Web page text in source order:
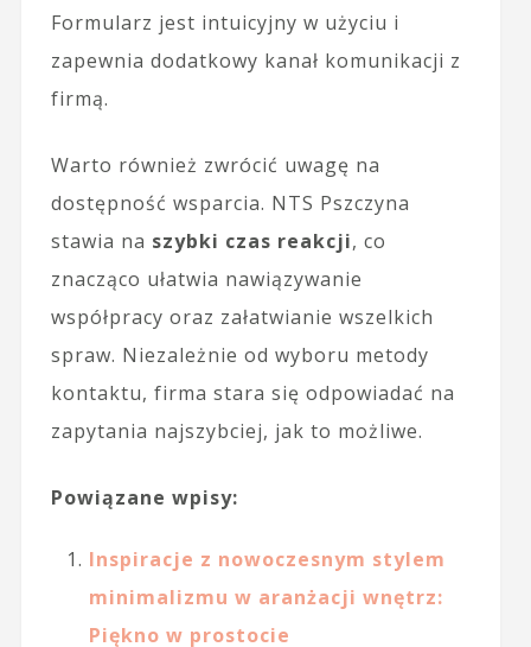
Formularz jest intuicyjny w użyciu i
zapewnia dodatkowy kanał komunikacji z
firmą.
Warto również zwrócić uwagę na
dostępność wsparcia. NTS Pszczyna
stawia na szybki czas reakcji, co
znacząco ułatwia nawiązywanie
współpracy oraz załatwianie wszelkich
spraw. Niezależnie od wyboru metody
kontaktu, firma stara się odpowiadać na
zapytania najszybciej, jak to możliwe.
Powiązane wpisy:
Inspiracje z nowoczesnym stylem
minimalizmu w aranżacji wnętrz:
Piękno w prostocie